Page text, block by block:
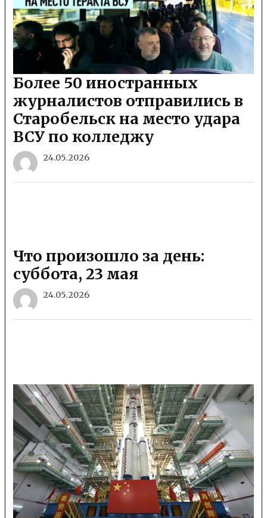
Более 50 иностранных
журналистов отправились в
Старобельск на место удара
ВСУ по колледжу
24.05.2026
Что произошло за день:
суббота, 23 мая
24.05.2026